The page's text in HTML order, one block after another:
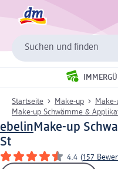
Suchen und finden
Startseite Make-up
Make-up Schwämme &
ebelinMake-up
St
4.4 (157